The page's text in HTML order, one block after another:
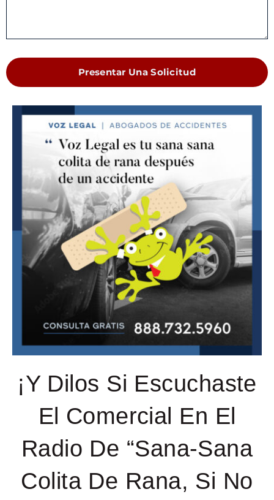
Presentar Una Solicitud
¡Y Dilos Si Escuchaste
El Comercial En El
Radio De “Sana-Sana
Colita De Rana, Si No